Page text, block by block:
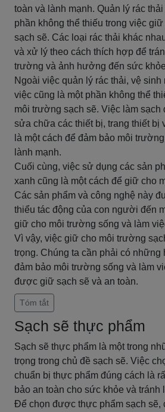
toàn và lành mạnh. Quản lý rác
phần không thể thiếu trong việc
sạch sẽ. Các loại rác thải khác
và xử lý theo cách thích hợp để
trường và ảnh hưởng đến sức
Ngoài việc quản lý rác thải, vệ
việc cũng là một phần không thể
môi trường sạch sẽ. Việc làm sạch
sửa chữa các thiết bị, trang thiết bị
là một cách để đảm bảo môi
lành mạnh.
Cuối cùng, việc sử dụng các sản
xanh cũng là một cách để giữ cho
Các sản phẩm và công nghệ này
thiểu tác động của con người đến
giữ cho môi trường sống và làm
Vì vậy, việc giữ cho môi trường
trọng. Chúng ta cần phải có những
đảm bảo môi trường sống và làm
được giữ sạch sẽ và an toàn.
Tóm tắt
Sạch sẽ thực phẩm
Sạch sẽ thực phẩm là một trong
trọng trong chủ đề sạch sẽ. Việc
chuẩn bị thực phẩm đúng cách là
bảo an toàn cho sức khỏe và tránh
Để chọn được thực phẩm sạch sẽ,